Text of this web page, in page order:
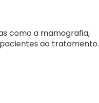
como a mamografia,
ao tratamento.